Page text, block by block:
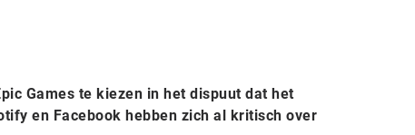
Games te kiezen in het dispuut dat het
en Facebook hebben zich al kritisch over